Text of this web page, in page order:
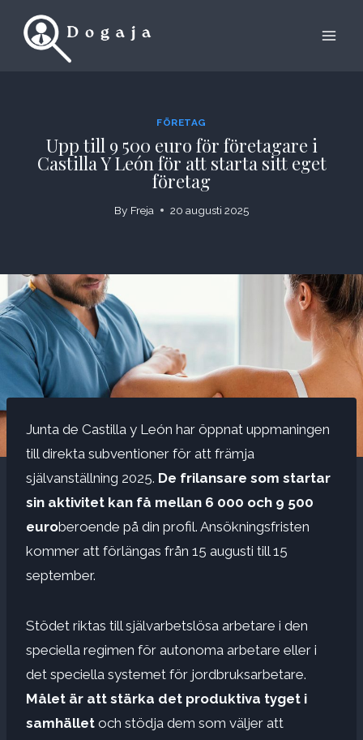
FÖRETAG
Upp till 9 500 euro för företagare i
Castilla Y León för att starta sitt eget
företag
By Freja 20 augusti 2025
Junta de Castilla y León har öppnat uppmaningen
till direkta subventioner för att främja
självanställning 2025. De frilansare som startar
sin aktivitet kan få mellan 6 000 och 9 500
euroberoende på din profil. Ansökningsfristen
kommer att förlängas från 15 augusti till 15
september.
Stödet riktas till självarbetslösa arbetare i den
speciella regimen för autonoma arbetare eller i
det speciella systemet för jordbruksarbetare.
Målet är att stärka det produktiva tyget i
samhället och stödja dem som väljer att